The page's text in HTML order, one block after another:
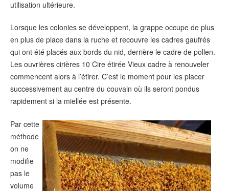
utilisation ultérieure.
Lorsque les colonies se développent, la grappe occupe de plus
en plus de place dans la ruche et recouvre les cadres gaufrés
qui ont été placés aux bords du nid, derrière le cadre de pollen.
Les ouvrières cirières 10 Cire étirée Vieux cadre à renouveler
commencent alors à l’étirer. C’est le moment pour les placer
successivement au centre du couvain où ils seront pondus
rapidement si la miellée est présente.
Par cette
méthode
on ne
modifie
pas le
volume